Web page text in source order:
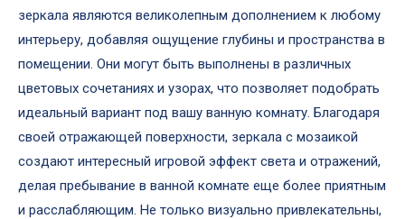
зеркала являются великолепным дополнением к любому
интерьеру, добавляя ощущение глубины и пространства в
помещении. Они могут быть выполнены в различных
цветовых сочетаниях и узорах, что позволяет подобрать
идеальный вариант под вашу ванную комнату. Благодаря
своей отражающей поверхности, зеркала с мозаикой
создают интересный игровой эффект света и отражений,
делая пребывание в ванной комнате еще более приятным
и расслабляющим. Не только визуально привлекательны,